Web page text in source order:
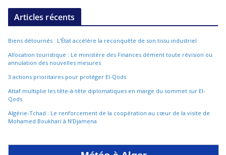
Articles récents
Biens détournés : L’État accélère la reconquête de son tissu industriel
Allocation touristique : Le ministère des Finances dément toute révision ou
annulation des nouvelles mesures
3 actions prioritaires pour protéger El-Qods
Attaf multiplie les tête-à-tête diplomatiques en marge du sommet sur El-
Qods
Algérie-Tchad : Le renforcement de la coopération au cœur de la visite de
Mohamed Boukhari à N’Djamena